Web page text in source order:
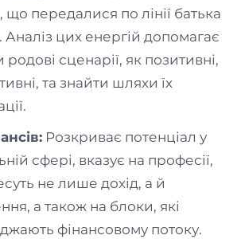
що передалися по лінії батька
Аналіз цих енергій допомагає
родові сценарії, як позитивні,
та знайти шляхи їх
Розкриває потенціал у
сфері, вказує на професії,
не лише дохід, а й
а також на блоки, які
фінансовому потоку.